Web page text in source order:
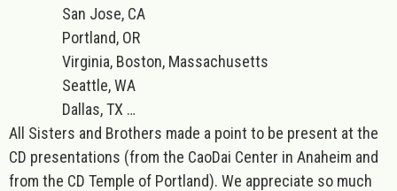
San Jose, CA
Portland, OR
Virginia, Boston, Massachusetts
Seattle, WA
Dallas, TX …
All Sisters and Brothers made a point to be present at the
CD presentations (from the CaoDai Center in Anaheim and
from the CD Temple of Portland). We appreciate so much